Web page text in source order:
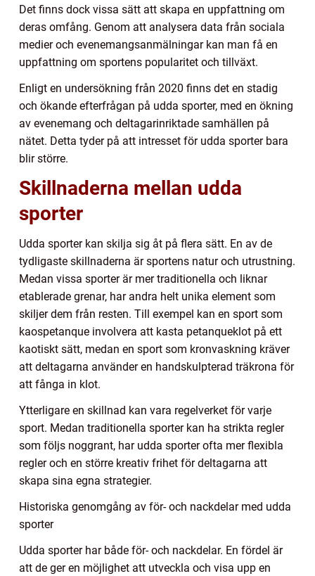
Det finns dock vissa sätt att skapa en uppfattning om
deras omfång. Genom att analysera data från sociala
medier och evenemangsanmälningar kan man få en
uppfattning om sportens popularitet och tillväxt.
Enligt en undersökning från 2020 finns det en stadig
och ökande efterfrågan på udda sporter, med en ökning
av evenemang och deltagarinriktade samhällen på
nätet. Detta tyder på att intresset för udda sporter bara
blir större.
Skillnaderna mellan udda
sporter
Udda sporter kan skilja sig åt på flera sätt. En av de
tydligaste skillnaderna är sportens natur och utrustning.
Medan vissa sporter är mer traditionella och liknar
etablerade grenar, har andra helt unika element som
skiljer dem från resten. Till exempel kan en sport som
kaospetanque involvera att kasta petanqueklot på ett
kaotiskt sätt, medan en sport som kronvaskning kräver
att deltagarna använder en handskulpterad träkrona för
att fånga in klot.
Ytterligare en skillnad kan vara regelverket för varje
sport. Medan traditionella sporter kan ha strikta regler
som följs noggrant, har udda sporter ofta mer flexibla
regler och en större kreativ frihet för deltagarna att
skapa sina egna strategier.
Historiska genomgång av för- och nackdelar med udda
sporter
Udda sporter har både för- och nackdelar. En fördel är
att de ger en möjlighet att utveckla och visa upp en